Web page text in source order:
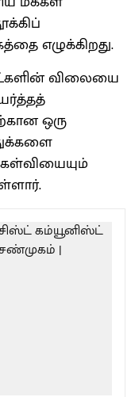
எழுக்கிறது.
விலையை
ஒரு